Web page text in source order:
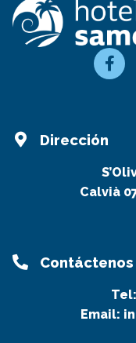
Dirección
Calvià
Contáctenos
Tel:
Email: